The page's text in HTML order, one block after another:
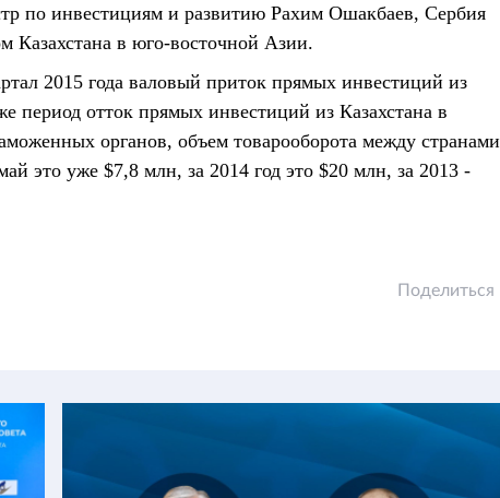
по инвестициям и развитию Рахим Ошакбаев, Сербия
Казахстана в юго-восточной Азии.
2015 года валовый приток прямых инвестиций из
период отток прямых инвестиций из Казахстана в
органов, объем товарооборота между странами
это уже $7,8 млн, за 2014 год это $20 млн, за 2013 -
Поделиться